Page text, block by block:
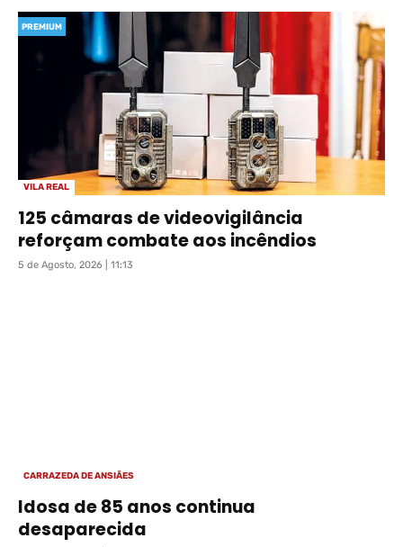
VILA REAL
PREMIUM
125 câmaras de videovigilância
reforçam combate aos incêndios
5 de Agosto, 2026 | 11:13
CARRAZEDA DE ANSIÃES
Idosa de 85 anos continua
desaparecida